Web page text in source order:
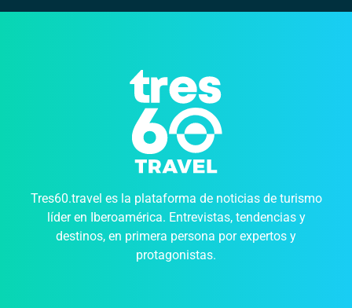
Tres60.travel es la plataforma de noticias de turismo
líder en Iberoamérica. Entrevistas, tendencias y
destinos, en primera persona por expertos y
protagonistas.